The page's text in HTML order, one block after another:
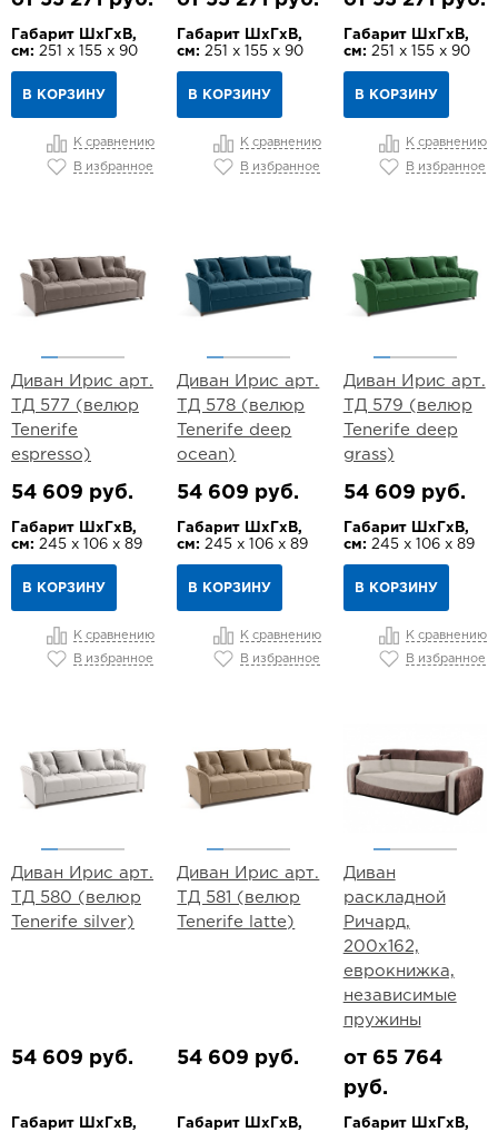
Габарит ШхГхВ,
см: 251 х 155 х 90
В КОРЗИНУ
К сравнению
В избранное
Габарит ШхГхВ,
см: 251 х 155 х 90
В КОРЗИНУ
К сравнению
В избранное
Габарит ШхГхВ,
см: 251 х 155 х 90
В КОРЗИНУ
К сравнению
В избранное
Диван Ирис арт.
ТД 577 (велюр
Tenerife
espresso)
54 609 руб.
Габарит ШхГхВ,
см: 245 х 106 х 89
В КОРЗИНУ
К сравнению
В избранное
Диван Ирис арт.
ТД 578 (велюр
Tenerife deep
ocean)
54 609 руб.
Габарит ШхГхВ,
см: 245 х 106 х 89
В КОРЗИНУ
К сравнению
В избранное
Диван Ирис арт.
ТД 579 (велюр
Tenerife deep
grass)
54 609 руб.
Габарит ШхГхВ,
см: 245 х 106 х 89
В КОРЗИНУ
К сравнению
В избранное
Диван Ирис арт.
ТД 580 (велюр
Tenerife silver)
54 609 руб.
Габарит ШхГхВ,
Диван Ирис арт.
ТД 581 (велюр
Tenerife latte)
54 609 руб.
Габарит ШхГхВ,
Диван
раскладной
Ричард,
200х162,
еврокнижка,
независимые
пружины
от 65 764
руб.
Габарит ШхГхВ,